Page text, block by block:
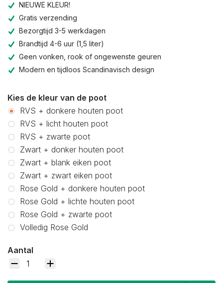
NIEUWE KLEUR!
Gratis verzending
Bezorgtijd 3-5 werkdagen
Brandtijd 4-6 uur (1,5 liter)
Geen vonken, rook of ongewenste geuren
Modern en tijdloos Scandinavisch design
Kies de kleur van de poot
RVS + donkere houten poot
RVS + licht houten poot
RVS + zwarte poot
Zwart + donker houten poot
Zwart + blank eiken poot
Zwart + zwart eiken poot
Rose Gold + donkere houten poot
Rose Gold + lichte houten poot
Rose Gold + zwarte poot
Volledig Rose Gold
Aantal